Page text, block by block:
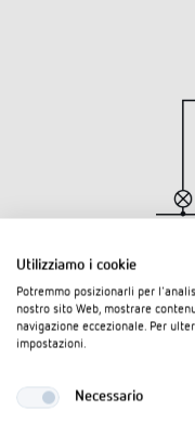
Downloads
Utilizziamo i cookie
Potremmo posizionarli per
nostro sito Web, mostrare
navigazione eccezionale. Per
impostazioni.
Necessario